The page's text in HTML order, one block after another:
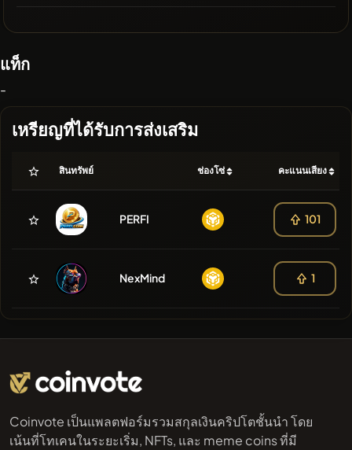
แท็ก
-
เหรียญที่ได้รับการส่งเสริม
สินทรัพย์ ช่องโซ่ คะแนนเสียง
PERFI 101
NexMind 1
Coinvote เป็นแพลตฟอร์มรวมสกุลเงินคริปโตชั้นนำ โดย
เน้นที่โทเคนในระยะเริ่ม, NFTs, และ meme coins ที่มี